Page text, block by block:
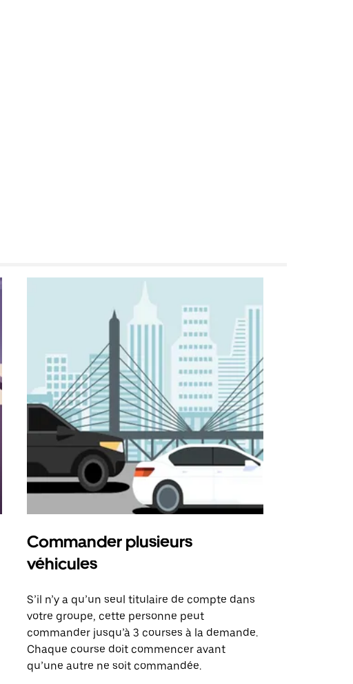
Commander plusieurs
véhicules
S’il n’y a qu’un seul titulaire de compte dans
votre groupe, cette personne peut
commander jusqu’à 3 courses à la demande.
Chaque course doit commencer avant
qu’une autre ne soit commandée.